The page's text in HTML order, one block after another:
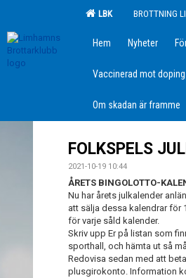
LBK BROTTNING
Hem Nyheter
Vaccinerad mot doping
Om skadan är framme
FOLKSPELS
2021-10-19 10:44
ÅRETS BINGOLOTTO-
Nu har årets julkalender
att sälja dessa kalendrar för
för varje såld kalender.
Skriv upp Er på listan som
sporthall, och hämta ut så
Redovisa sedan med att
plusgirokonto. Information